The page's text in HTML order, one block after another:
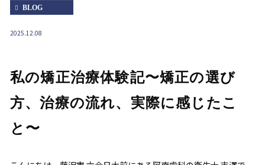
BLOG
2025.12.08
私の矯正治療体験記〜矯正の選び
方、治療の流れ、実際に感じたこ
と〜